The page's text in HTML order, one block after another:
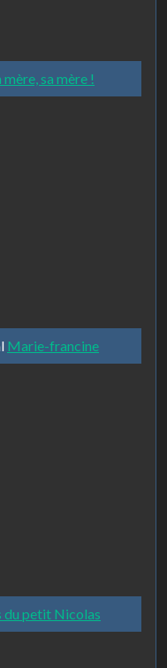
sa mère !
Marie-francine
du petit Nicolas